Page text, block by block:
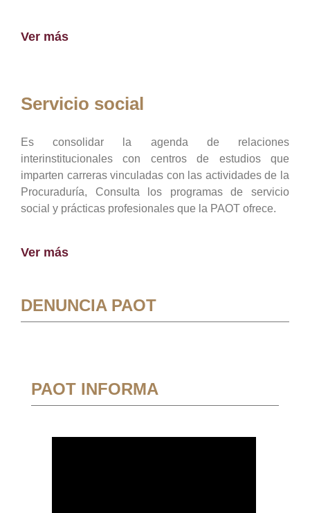
Ver más
Servicio social
Es consolidar la agenda de relaciones
interinstitucionales con centros de estudios que
imparten carreras vinculadas con las actividades de la
Procuraduría, Consulta los programas de servicio
social y prácticas profesionales que la PAOT ofrece.
Ver más
DENUNCIA PAOT
PAOT INFORMA